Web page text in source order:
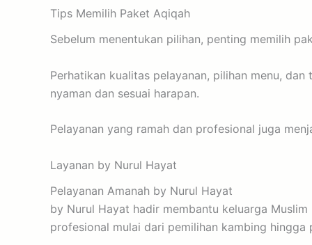
Tips Memilih Paket Aqiqah
Sebelum menentukan pilihan, penting memilih
Perhatikan kualitas pelayanan, pilihan menu,
nyaman dan sesuai harapan.
Pelayanan yang ramah dan profesional juga
Layanan by Nurul Hayat
Pelayanan Amanah by Nurul Hayat
by Nurul Hayat hadir membantu keluarga
profesional mulai dari pemilihan kambing hingga